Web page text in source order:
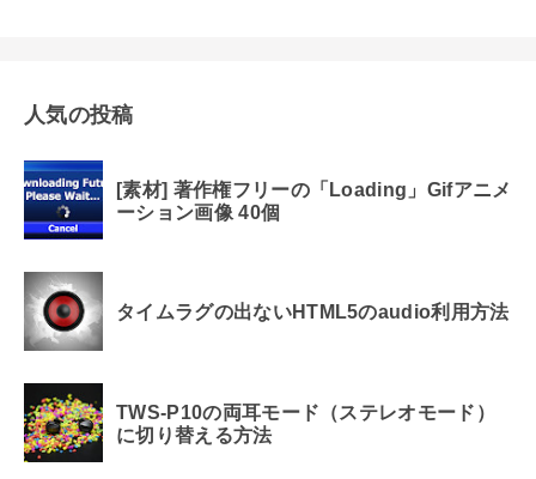
人気の投稿
[素材] 著作権フリーの「Loading」Gifアニメ
ーション画像 40個
タイムラグの出ないHTML5のaudio利用方法
TWS-P10の両耳モード（ステレオモード）
に切り替える方法